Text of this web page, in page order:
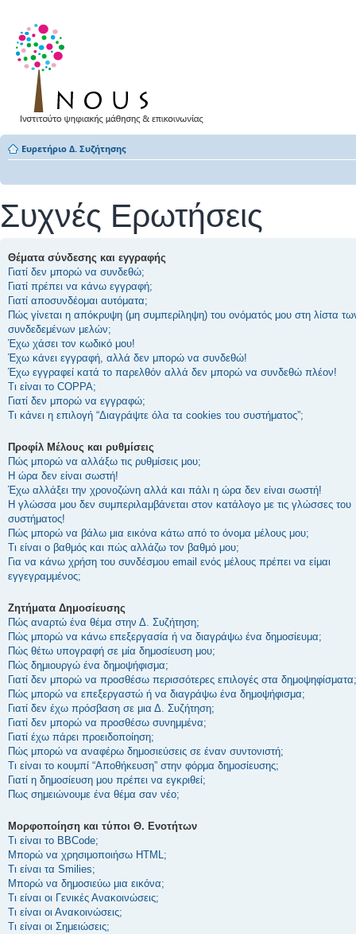
Ευρετήριο Δ. Συζήτησης
Συχνές Ερωτήσεις
Θέματα σύνδεσης και εγγραφής
Γιατί δεν μπορώ να συνδεθώ;
Γιατί πρέπει να κάνω εγγραφή;
Γιατί αποσυνδέομαι αυτόματα;
Πώς γίνεται η απόκρυψη (μη συμπερίληψη) του ονόματός μου στη λίστα
συνδεδεμένων μελών;
Έχω χάσει τον κωδικό μου!
Έχω κάνει εγγραφή, αλλά δεν μπορώ να συνδεθώ!
Έχω εγγραφεί κατά το παρελθόν αλλά δεν μπορώ να συνδεθώ πλέον!
Τι είναι το COPPA;
Γιατί δεν μπορώ να εγγραφώ;
Τι κάνει η επιλογή “Διαγράψτε όλα τα cookies του συστήματος”;
Προφίλ Μέλους και ρυθμίσεις
Πώς μπορώ να αλλάξω τις ρυθμίσεις μου;
Η ώρα δεν είναι σωστή!
Έχω αλλάξει την χρονοζώνη αλλά και πάλι η ώρα δεν είναι σωστή!
Η γλώσσα μου δεν συμπεριλαμβάνεται στον κατάλογο με τις γλώσσες του
συστήματος!
Πώς μπορώ να βάλω μια εικόνα κάτω από το όνομα μέλους μου;
Τι είναι ο βαθμός και πώς αλλάζω τον βαθμό μου;
Για να κάνω χρήση του συνδέσμου email ενός μέλους πρέπει να είμαι
εγγεγραμμένος;
Ζητήματα Δημοσίευσης
Πώς αναρτώ ένα θέμα στην Δ. Συζήτηση;
Πώς μπορώ να κάνω επεξεργασία ή να διαγράψω ένα δημοσίευμα;
Πώς θέτω υπογραφή σε μία δημοσίευση μου;
Πώς δημιουργώ ένα δημοψήφισμα;
Γιατί δεν μπορώ να προσθέσω περισσότερες επιλογές στα δημοψηφίσματα;
Πώς μπορώ να επεξεργαστώ ή να διαγράψω ένα δημοψήφισμα;
Γιατί δεν έχω πρόσβαση σε μια Δ. Συζήτηση;
Γιατί δεν μπορώ να προσθέσω συνημμένα;
Γιατί έχω πάρει προειδοποίηση;
Πώς μπορώ να αναφέρω δημοσιεύσεις σε έναν συντονιστή;
Τι είναι το κουμπί “Αποθήκευση” στην φόρμα δημοσίευσης;
Γιατί η δημοσίευση μου πρέπει να εγκριθεί;
Πως σημειώνουμε ένα θέμα σαν νέο;
Μορφοποίηση και τύποι Θ. Ενοτήτων
Τι είναι το BBCode;
Μπορώ να χρησιμοποιήσω HTML;
Τι είναι τα Smilies;
Μπορώ να δημοσιεύω μια εικόνα;
Τι είναι οι Γενικές Ανακοινώσεις;
Τι είναι οι Ανακοινώσεις;
Τι είναι οι Σημειώσεις;